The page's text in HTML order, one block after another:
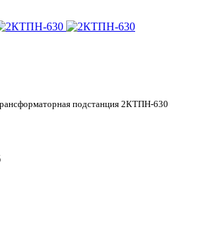
подстанция 2КТПН-630